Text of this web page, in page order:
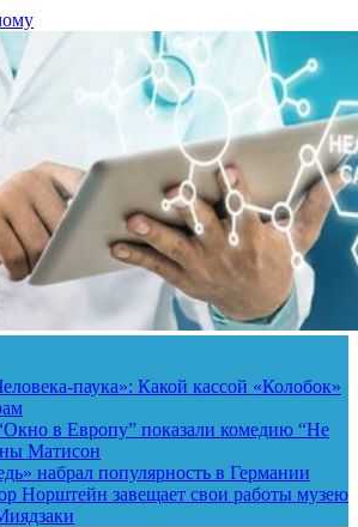
паука»: Какой кассой «Колобок»
в Европу” показали комедию “Не
Матисон
набрал популярность в Германии
Норштейн завещает свои работы музею